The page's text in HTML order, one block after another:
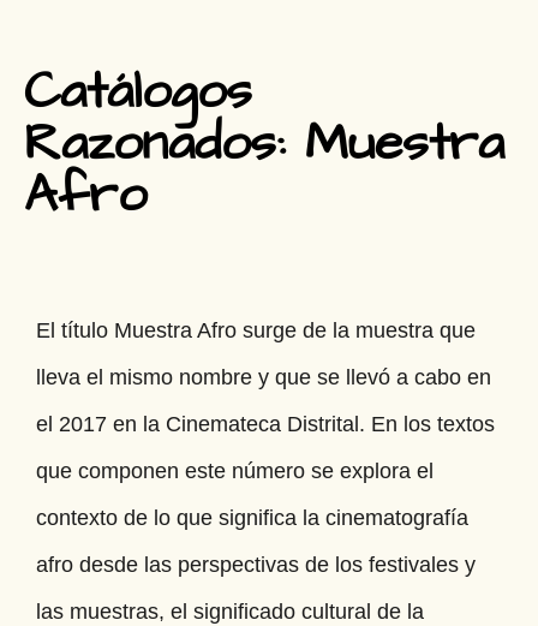
Catálogos
Razonados: Muestra
Afro
El título Muestra Afro surge de la muestra que
lleva el mismo nombre y que se llevó a cabo en
el 2017 en la Cinemateca Distrital. En los textos
que componen este número se explora el
contexto de lo que significa la cinematografía
afro desde las perspectivas de los festivales y
las muestras, el significado cultural de la